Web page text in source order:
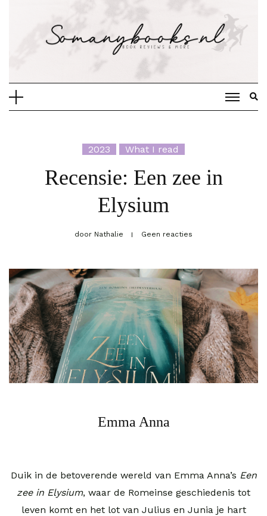
2023 What I read
Recensie: Een zee in
Elysium
door Nathalie Geen reacties
Emma Anna
Duik in de betoverende wereld van Emma Anna’s Een
zee in Elysium, waar de Romeinse geschiedenis tot
leven komt en het lot van Julius en Junia je hart